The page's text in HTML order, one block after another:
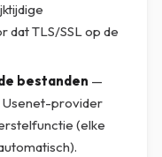
dat TLS/SSL op de
bestanden —
Usenet-provider
(elke